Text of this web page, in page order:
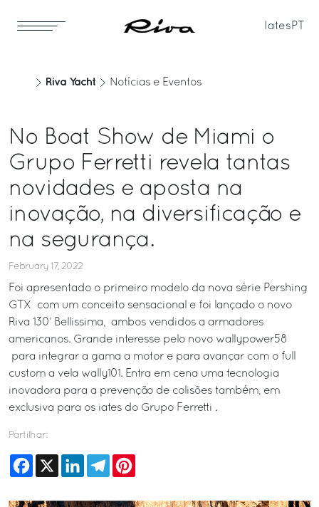
Iates PT
Riva Yacht Notícias e Eventos
No Boat Show de Miami o
Grupo Ferretti revela tantas
novidades e aposta na
inovação, na diversificação e
na segurança.
February 17, 2022
Foi apresentado o primeiro modelo da nova série Pershing
GTX com um conceito sensacional e foi lançado o novo
Riva 130’ Bellissima, ambos vendidos a armadores
americanos. Grande interesse pelo novo wallypower58
para integrar a gama a motor e para avançar com o full
custom a vela wally101. Entra em cena uma tecnologia
inovadora para a prevenção de colisões também, em
exclusiva para os iates do Grupo Ferretti .
Partilhar:
Facebook
X LinkedInTelegram